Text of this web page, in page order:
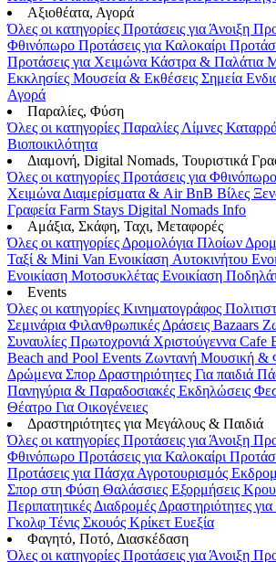
Αξιοθέατα, Αγορά
Όλες οι κατηγορίες Προτάσεις για Άνοιξη
Φθινόπωρο Προτάσεις για Καλοκαίρι
Προτάσεις για Χειμώνα Κάστρα & Παλάτια
Εκκλησίες Μουσεία & Εκθέσεις Σημεία
Αγορά
Παραλίες, Φύση
Όλες οι κατηγορίες Παραλίες Λίμνες
Βιοποικιλότητα
Διαμονή, Digital Nomads, Τουριστικά
Όλες οι κατηγορίες Προτάσεις για Φθινόπωρο
Χειμώνα Διαμερίσματα & Air BnB Βίλες
Γραφεία Farm Stays Digital Nomads Info
Αμάξια, Σκάφη, Ταχι, Μεταφορές
Όλες οι κατηγορίες Δρομολόγια Πλοίων
Ταξί & Μini Van Ενοικίαση Aυτοκινήτου
Ενοικίαση Μοτοσυκλέτας Ενοικίαση
Events
Όλες οι κατηγορίες Κινηματογράφος
Σεμινάρια Φιλανθρωπικές Δράσεις Bazaars
Συναυλίες Πρωτοχρονιά Χριστούγεννα Cafe
Beach and Pool Events Ζωντανή Μουσική &
Δρώμενα Σπορ Δραστηριότητες Για παιδιά
Πανηγύρια & Παραδοσιακές Εκδηλώσεις
Θέατρο Για Οικογένειες
Δραστηριότητες για Μεγάλους & Παιδιά
Όλες οι κατηγορίες Προτάσεις για Άνοιξη
Φθινόπωρο Προτάσεις για Καλοκαίρι
Προτάσεις για Πάσχα Αγροτουρισμός
Σπορ στη Φύση Θαλάσσιες Εξορμήσεις
Περιπατητικές Διαδρομές Δραστηριότητες
Γκολφ Τένις Σκουός Κρίκετ Ευεξία
Φαγητό, Ποτό, Διασκέδαση
Όλες οι κατηγορίες Προτάσεις για Άνοιξη